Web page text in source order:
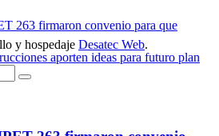
y hospedaje Desatec Web.